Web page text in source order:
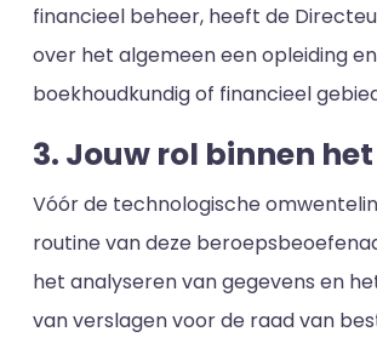
financieel beheer, heeft de
over het algemeen een opleiding
boekhoudkundig of financieel
3. Jouw rol binnen
Vóór de technologische
routine van deze
het analyseren van gegevens en
van verslagen voor de raad van